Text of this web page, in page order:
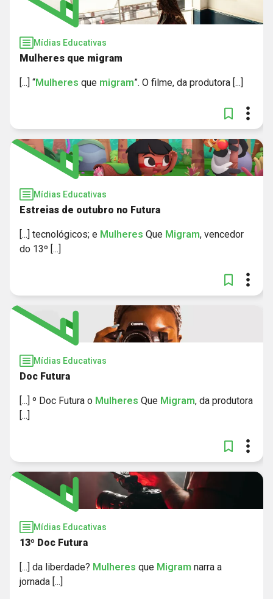
Mídias Educativas
Mulheres que migram
[...] “Mulheres que migram”. O filme, da produtora [...]
Mídias Educativas
Estreias de outubro no Futura
[...] tecnológicos; e Mulheres Que Migram, vencedor
do 13º [...]
Mídias Educativas
Doc Futura
[...] º Doc Futura o Mulheres Que Migram, da produtora
[...]
Mídias Educativas
13º Doc Futura
[...] da liberdade? Mulheres que Migram narra a
jornada [...]